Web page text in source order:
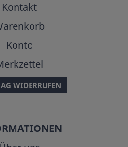
Kontakt
Konto
WIDERRUFEN